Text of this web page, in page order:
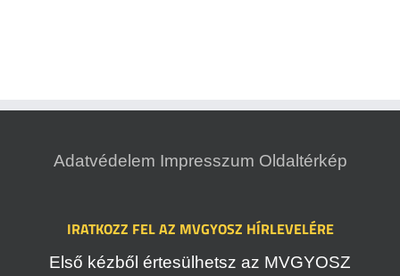
Adatvédelem Impresszum Oldaltérkép
IRATKOZZ FEL AZ MVGYOSZ HÍRLEVELÉRE
Első kézből értesülhetsz az MVGYOSZ